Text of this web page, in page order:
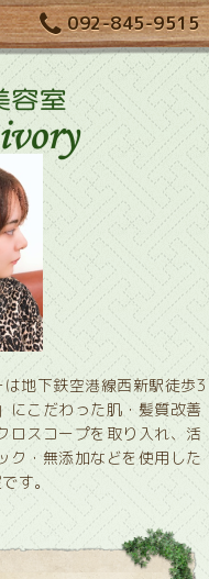
092-845-9515
地下鉄空港線西新駅徒歩3
にこだわった肌・髪質改善
ロスコープを取り入れ、活
ク・無添加などを使用した
す。